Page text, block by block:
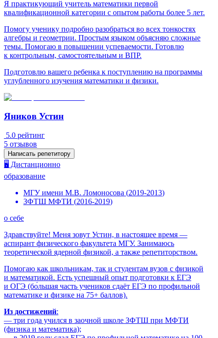
Я практикующий учитель математики первой
квалификационной категории с опытом работы более 5 лет.
Помогу ученику подробно разобраться во всех тонкостях
алгебры и геометрии. Простым языком объясняю сложные
темы. Помогаю в повышении успеваемости. Готовлю
к контрольным, самостоятельным и ВПР.
Подготовлю вашего ребенка к поступлению на программы
углубленного изучения математики и физики.
Яников Устин
5.0 рейтинг
5 отзывов
Написать репетитору
🖥️ Дистанционно
образование
МГУ имени М.В. Ломоносова (2019-2013)
ЗФТШ МФТИ (2016-2019)
о себе
Здравствуйте! Меня зовут Устин, в настоящее время —
аспирант физического факультета МГУ. Занимаюсь
теоретической ядерной физикой, а также репетиторством.
Помогаю как школьникам, так и студентам вузов с физикой
и математикой. Есть успешный опыт подготовки к ЕГЭ
и ОГЭ (бо́льшая часть учеников сдаёт ЕГЭ по профильной
математике и физике на 75+ баллов).
Из достижений:
— три года учился в заочной школе ЗФТШ при МФТИ
(физика и математика);